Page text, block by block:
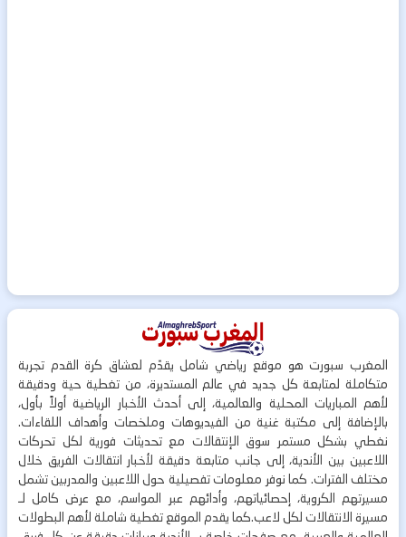
المغرب سبورت هو موقع رياضي شامل يقدّم لعشاق كرة القدم تجربة
متكاملة لمتابعة كل جديد في عالم المستديرة، من تغطية حية ودقيقة
لأهم المباريات المحلية والعالمية، إلى أحدث الأخبار الرياضية أولاً بأول،
بالإضافة إلى مكتبة غنية من الفيديوهات وملخصات وأهداف اللقاءات.
نغطي بشكل مستمر سوق الإنتقالات مع تحديثات فورية لكل تحركات
اللاعبين بين الأندية، إلى جانب متابعة دقيقة لأخبار انتقالات الفريق خلال
مختلف الفترات. كما نوفر معلومات تفصيلية حول اللاعبين والمدربين تشمل
مسيرتهم الكروية، إحصائياتهم، وأدائهم عبر المواسم، مع عرض كامل لـ
مسيرة الانتقالات لكل لاعب.كما يقدم الموقع تغطية شاملة لأهم البطولات